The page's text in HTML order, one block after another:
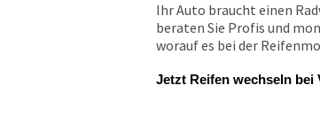
Ihr Auto braucht einen
beraten Sie Profis und
worauf es bei der
Jetzt Reifen wechseln bei